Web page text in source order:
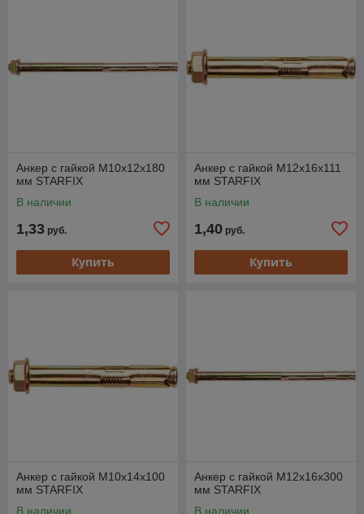
Анкер с гайкой М10х12х180
мм STARFIX
В наличии
1,33 руб.
Купить
Анкер с гайкой М12х16х111
мм STARFIX
В наличии
1,40 руб.
Купить
Анкер с гайкой М10х14х100
мм STARFIX
В наличии
Анкер с гайкой М12х16х300
мм STARFIX
В наличии